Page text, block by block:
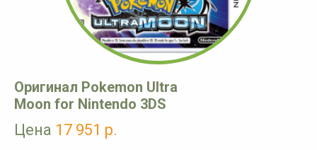
Оригинал Pokemon Ultra
Moon for Nintendo 3DS
Цена 17 951 р.